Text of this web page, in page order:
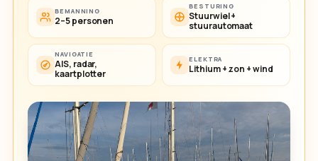
BEMANNING
2–5 personen
BESTURING
Stuurwiel +
stuurautomaat
NAVIGATIE
AIS, radar,
kaartplotter
ELEKTRA
Lithium + zon + wind